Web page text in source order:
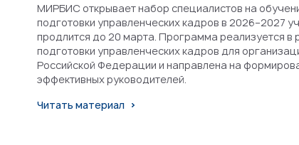
МИРБИС открывает набор специалистов на
подготовки управленческих кадров в 2026–2027
продлится до 20 марта. Программа реализуется в
подготовки управленческих кадров для
Российской Федерации и направлена на
эффективных руководителей.
Читать материал